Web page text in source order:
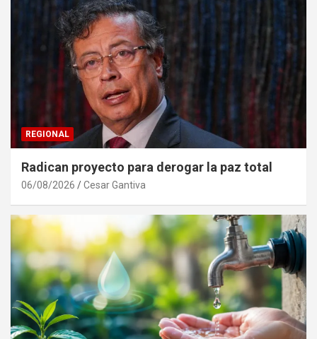
REGIONAL
Radican proyecto para derogar la paz total
06/08/2026 Cesar Gantiva